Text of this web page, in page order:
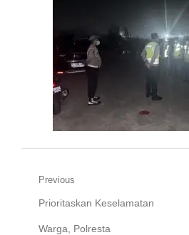
Navigasi
pos
Previous
Previous
post:
Prioritaskan Keselamatan
Warga, Polresta